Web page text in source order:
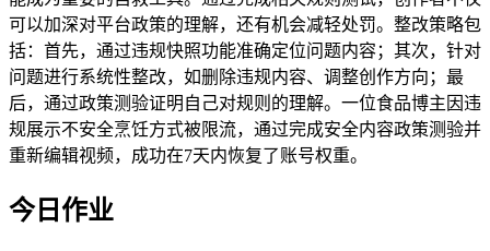
可以加深对平台政策的理解，还有机会减轻处罚。整改策略包
括：首先，通过违规快照功能准确定位问题内容；其次，针对
问题进行系统性整改，如删除违规内容、调整创作方向；最
后，通过政策测验证明自己对规则的理解。一位食品博主因违
规展示不安全烹饪方式被限流，通过完成安全内容政策测验并
重新编辑视频，成功在7天内恢复了账号权重。
今日作业